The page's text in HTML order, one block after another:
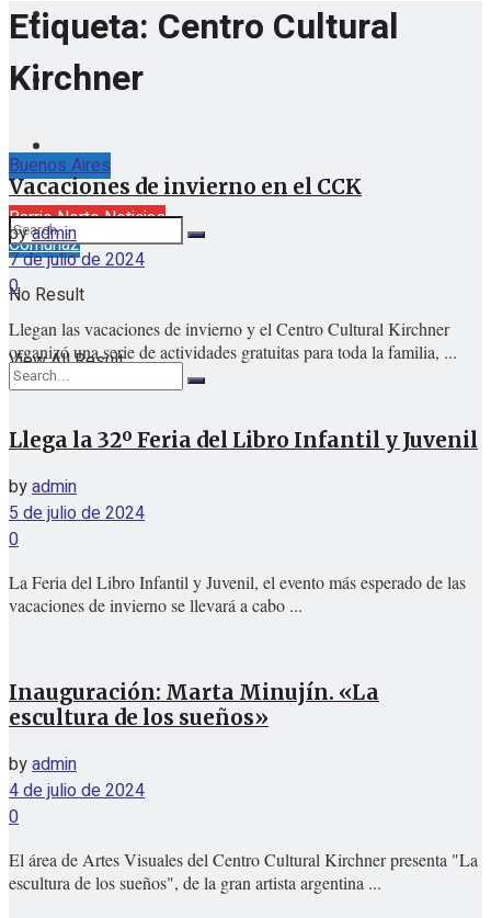
Buenos Aires
domingo, agosto 9, 2026
Barrio Norte Noticias
Comuna2
No Result
View All Result
No Result
View All Result
Etiqueta: Centro Cultural
Kirchner
Vacaciones de invierno en el CCK
byadmin
7 de julio de 2024
0
Llegan las vacaciones de invierno y el Centro Cultural Kirchner
organizó una serie de actividades gratuitas para toda la familia, ...
Llega la 32º Feria del Libro Infantil y Juvenil
byadmin
5 de julio de 2024
0
La Feria del Libro Infantil y Juvenil, el evento más esperado de las
vacaciones de invierno se llevará a cabo ...
Inauguración: Marta Minujín. «La
escultura de los sueños»
byadmin
4 de julio de 2024
0
El área de Artes Visuales del Centro Cultural Kirchner presenta "La
escultura de los sueños", de la gran artista argentina ...